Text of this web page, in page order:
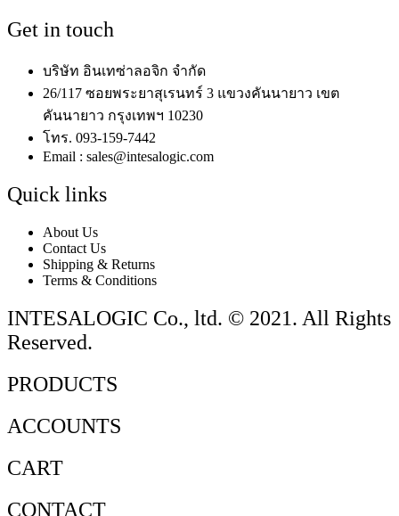
Get in touch
บริษัท อินเทซ่าลอจิก จำกัด
26/117 ซอยพระยาสุเรนทร์ 3 แขวงคันนายาว เขต
คันนายาว กรุงเทพฯ 10230
โทร. 093-159-7442
Email : sales@intesalogic.com
Quick links
About Us
Contact Us
Shipping & Returns
Terms & Conditions
INTESALOGIC Co., ltd. © 2021. All Rights
Reserved.
PRODUCTS
ACCOUNTS
CART
CONTACT